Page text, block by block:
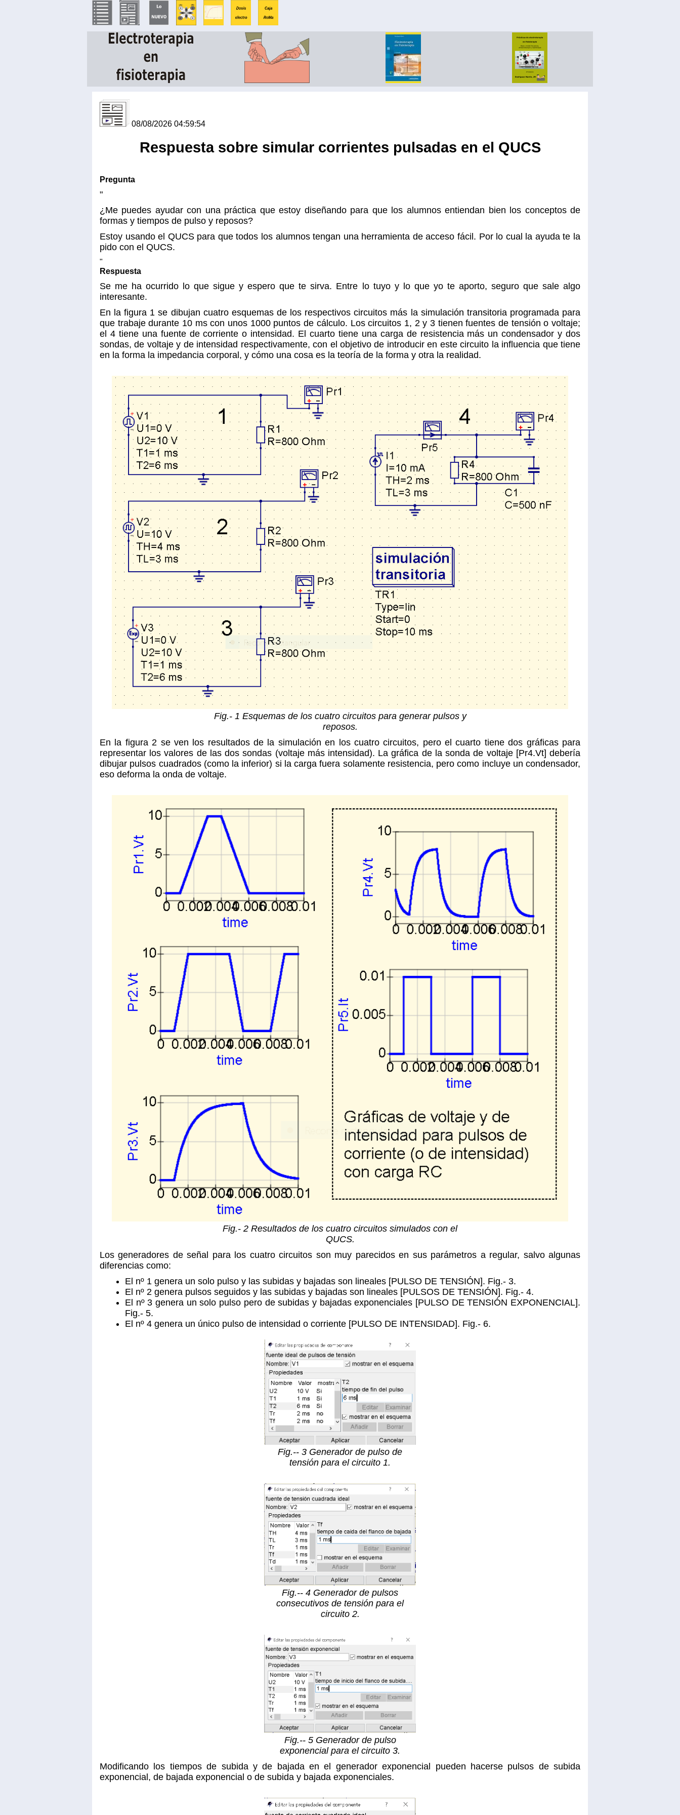
08/08/2026 04:59:54
Respuesta sobre simular corrientes pulsadas en el QUCS
Pregunta
"
¿Me puedes ayudar con una práctica que estoy diseñando para que los alumnos entiendan bien los conceptos de
formas y tiempos de pulso y reposos?
Estoy usando el QUCS para que todos los alumnos tengan una herramienta de acceso fácil. Por lo cual la ayuda te la
pido con el QUCS.
"
Respuesta
Se me ha ocurrido lo que sigue y espero que te sirva. Entre lo tuyo y lo que yo te aporto, seguro que sale algo
interesante.
En la figura 1 se dibujan cuatro esquemas de los respectivos circuitos más la simulación transitoria programada para
que trabaje durante 10 ms con unos 1000 puntos de cálculo. Los circuitos 1, 2 y 3 tienen fuentes de tensión o voltaje;
el 4 tiene una fuente de corriente o intensidad. El cuarto tiene una carga de resistencia más un condensador y dos
sondas, de voltaje y de intensidad respectivamente, con el objetivo de introducir en este circuito la influencia que tiene
en la forma la impedancia corporal, y cómo una cosa es la teoría de la forma y otra la realidad.
Fig.- 1 Esquemas de los cuatro circuitos para generar pulsos y
reposos.
En la figura 2 se ven los resultados de la simulación en los cuatro circuitos, pero el cuarto tiene dos gráficas para
representar los valores de las dos sondas (voltaje más intensidad). La gráfica de la sonda de voltaje [Pr4.Vt] debería
dibujar pulsos cuadrados (como la inferior) si la carga fuera solamente resistencia, pero como incluye un condensador,
eso deforma la onda de voltaje.
Fig.- 2 Resultados de los cuatro circuitos simulados con el
QUCS.
Los generadores de señal para los cuatro circuitos son muy parecidos en sus parámetros a regular, salvo algunas
diferencias como:
El nº 1 genera un solo pulso y las subidas y bajadas son lineales [PULSO DE TENSIÓN]. Fig.- 3.
El nº 2 genera pulsos seguidos y las subidas y bajadas son lineales [PULSOS DE TENSIÓN]. Fig.- 4.
El nº 3 genera un solo pulso pero de subidas y bajadas exponenciales [PULSO DE TENSIÓN EXPONENCIAL].
Fig.- 5.
El nº 4 genera un único pulso de intensidad o corriente [PULSO DE INTENSIDAD]. Fig.- 6.
Fig.-- 3 Generador de pulso de
tensión para el circuito 1.
Fig.-- 4 Generador de pulsos
consecutivos de tensión para el
circuito 2.
Fig.-- 5 Generador de pulso
exponencial para el circuito 3.
Modificando los tiempos de subida y de bajada en el generador exponencial pueden hacerse pulsos de subida
exponencial, de bajada exponencial o de subida y bajada exponenciales.